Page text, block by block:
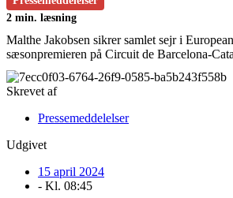
2 min. læsning
Malthe Jakobsen sikrer samlet sejr i
sæsonpremieren på Circuit de Barcelona-
Skrevet af
Pressemeddelelser
Udgivet
15 april 2024
- Kl. 08:45